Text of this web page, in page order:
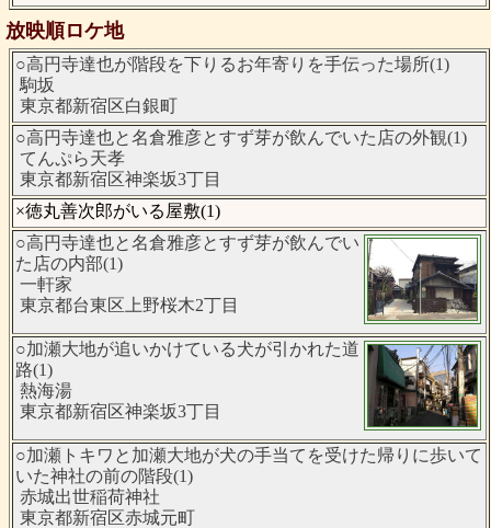
放映順ロケ地
○高円寺達也が階段を下りるお年寄りを手伝った場所(1)
駒坂
東京都新宿区白銀町
○高円寺達也と名倉雅彦とすず芽が飲んでいた店の外観(1)
てんぷら天孝
東京都新宿区神楽坂3丁目
×徳丸善次郎がいる屋敷(1)
○高円寺達也と名倉雅彦とすず芽が飲んでい
た店の内部(1)
一軒家
東京都台東区上野桜木2丁目
○加瀬大地が追いかけている犬が引かれた道
路(1)
熱海湯
東京都新宿区神楽坂3丁目
○加瀬トキワと加瀬大地が犬の手当てを受けた帰りに歩いて
いた神社の前の階段(1)
赤城出世稲荷神社
東京都新宿区赤城元町